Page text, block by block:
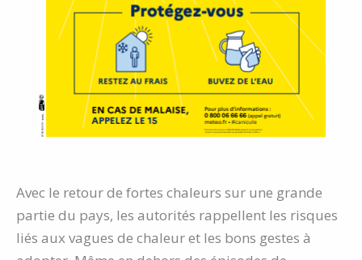
Avec le retour de fortes chaleurs sur une grande
partie du pays, les autorités rappellent les risques
liés aux vagues de chaleur et les bons gestes à